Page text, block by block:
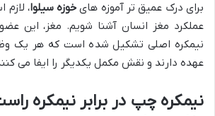
برای درک عمیق تر آموزه های خوزه سیلوا، لازم
عملکرد مغز انسان آشنا شویم. مغز، این
نیمکره اصلی تشکیل شده است که هر یک
عهده دارند و نقش مکمل یکدیگر را ایفا می
نیمکره چپ در برابر نیمکره